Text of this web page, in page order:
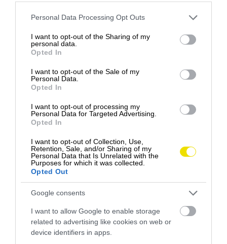
Please note that this website/app uses one or more Google
not limited to your visit or usage behaviour. You may click to
grant or deny consent to Google and its third-party tags to
use your data for below specified purposes in below Google
consent section.
Personal Data Processing Opt Outs
I want to opt-out of the Sharing of my
personal data.
Opted In
I want to opt-out of the Sale of my
Personal Data.
Opted In
I want to opt-out of processing my
Personal Data for Targeted Advertising.
Opted In
I want to opt-out of Collection, Use,
Retention, Sale, and/or Sharing of my
Personal Data that Is Unrelated with the
Purposes for which it was collected.
Opted Out
Google consents
I want to allow Google to enable storage
related to advertising like cookies on web or
device identifiers in apps.